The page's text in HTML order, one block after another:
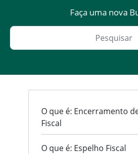
Faça uma nova
O que é: Encerramento
Fiscal
O que é: Espelho Fiscal